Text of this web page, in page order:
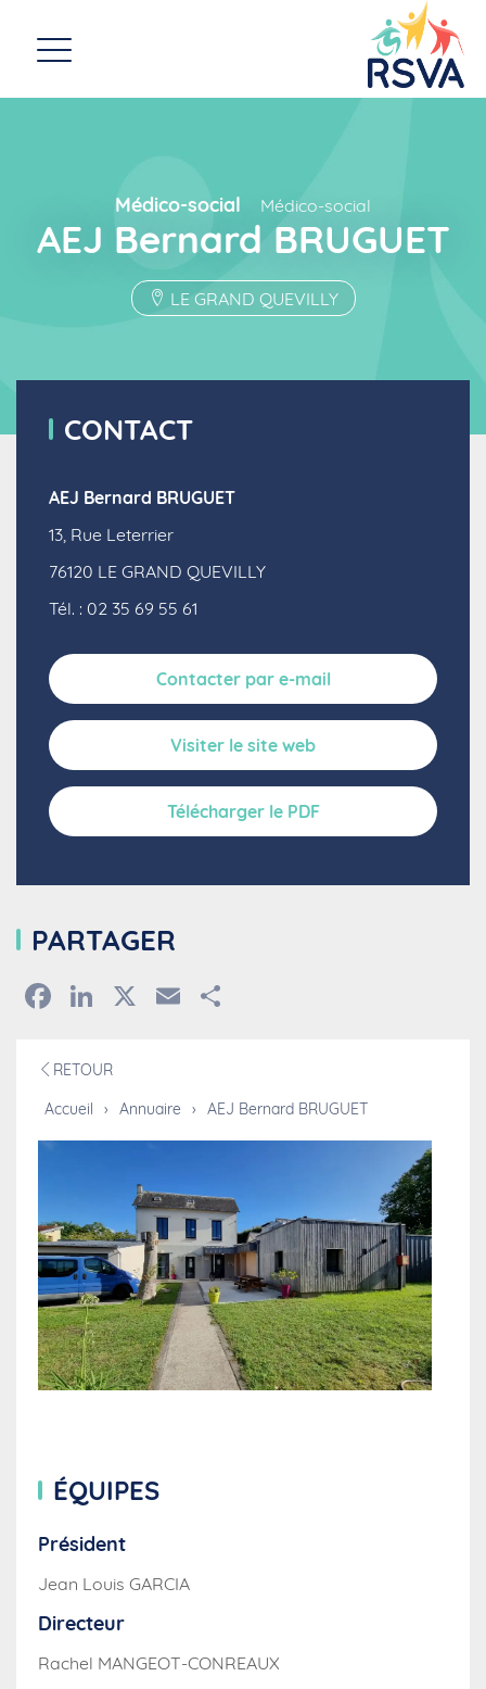
Médico-social Médico-social
AEJ Bernard BRUGUET
LE GRAND QUEVILLY
CONTACT
AEJ Bernard BRUGUET
13, Rue Leterrier
76120 LE GRAND QUEVILLY
Tél. : 02 35 69 55 61
Contacter par e-mail
Visiter le site web
Télécharger le PDF
PARTAGER
Facebook
LinkedIn
X Email
RETOUR
Accueil
› Annuaire › AEJ Bernard BRUGUET
ÉQUIPES
Président
Jean Louis GARCIA
Directeur
Rachel MANGEOT-CONREAUX